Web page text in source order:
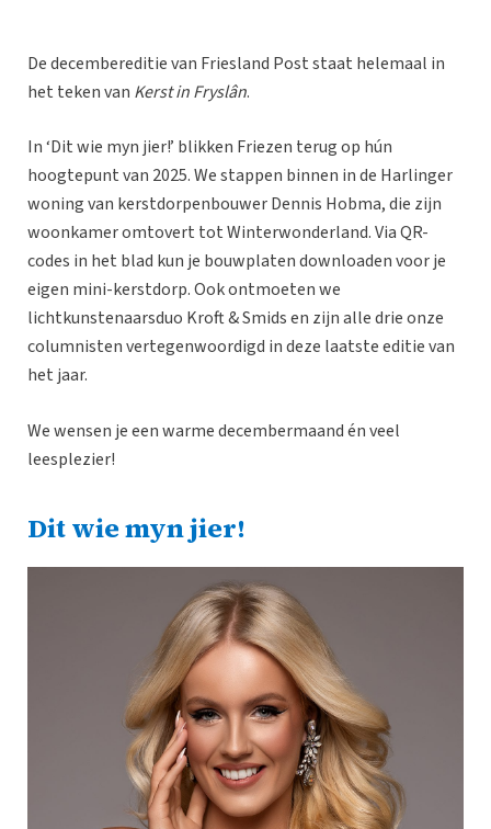
De decembereditie van Friesland Post staat helemaal in
het teken van Kerst in Fryslân.
In ‘Dit wie myn jier!’ blikken Friezen terug op hún
hoogtepunt van 2025. We stappen binnen in de Harlinger
woning van kerstdorpenbouwer Dennis Hobma, die zijn
woonkamer omtovert tot Winterwonderland. Via QR-
codes in het blad kun je bouwplaten downloaden voor je
eigen mini-kerstdorp. Ook ontmoeten we
lichtkunstenaarsduo Kroft & Smids en zijn alle drie onze
columnisten vertegenwoordigd in deze laatste editie van
het jaar.
We wensen je een warme decembermaand én veel
leesplezier!
Dit wie myn jier!